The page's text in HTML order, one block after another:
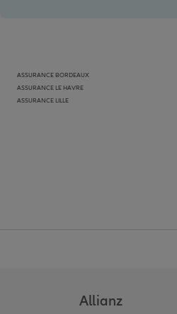
ASSURANCE BORDEAUX
ASSURANCE LE HAVRE
ASSURANCE LILLE
Allianz